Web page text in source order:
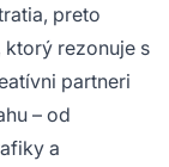
preto
ktorý rezonuje s
partneri
– od
a